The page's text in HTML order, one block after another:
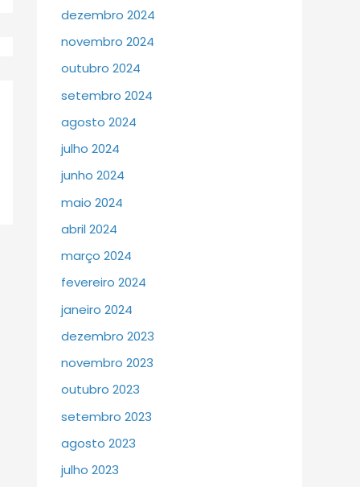
dezembro 2024
novembro 2024
outubro 2024
setembro 2024
agosto 2024
julho 2024
junho 2024
maio 2024
abril 2024
março 2024
fevereiro 2024
janeiro 2024
dezembro 2023
novembro 2023
outubro 2023
setembro 2023
agosto 2023
julho 2023